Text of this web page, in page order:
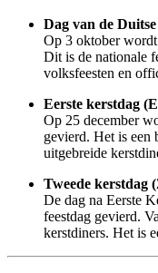
Dag van de
Op 3 oktober
Dit is de nationale
volksfeesten en
Eerste kerstdag
Op 25 december
gevierd. Het is een
uitgebreide
Tweede kerstdag
De dag na Eerste
feestdag gevierd.
kerstdiners. Het is